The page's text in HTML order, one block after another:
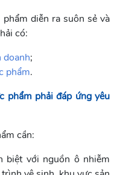
diễn ra suôn sẻ và
có:
doanh;
phẩm.
phẩm phải đáp ứng yêu
cần:
biệt với nguồn ô nhiễm